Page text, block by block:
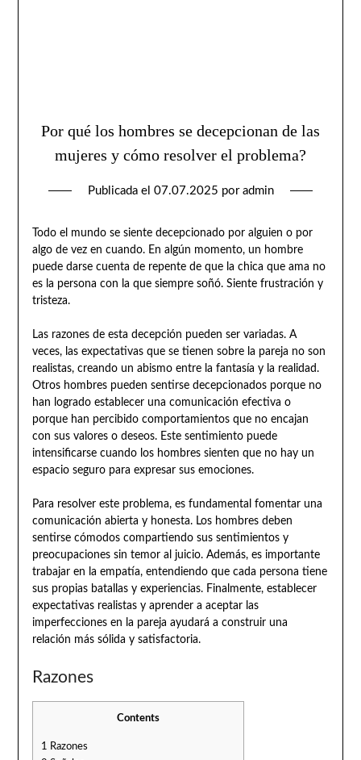
Por qué los hombres se decepcionan de las
mujeres y cómo resolver el problema?
Publicada el 07.07.2025 por admin
Todo el mundo se siente decepcionado por alguien o por
algo de vez en cuando. En algún momento, un hombre
puede darse cuenta de repente de que la chica que ama no
es la persona con la que siempre soñó. Siente frustración y
tristeza.
Las razones de esta decepción pueden ser variadas. A
veces, las expectativas que se tienen sobre la pareja no son
realistas, creando un abismo entre la fantasía y la realidad.
Otros hombres pueden sentirse decepcionados porque no
han logrado establecer una comunicación efectiva o
porque han percibido comportamientos que no encajan
con sus valores o deseos. Este sentimiento puede
intensificarse cuando los hombres sienten que no hay un
espacio seguro para expresar sus emociones.
Para resolver este problema, es fundamental fomentar una
comunicación abierta y honesta. Los hombres deben
sentirse cómodos compartiendo sus sentimientos y
preocupaciones sin temor al juicio. Además, es importante
trabajar en la empatía, entendiendo que cada persona tiene
sus propias batallas y experiencias. Finalmente, establecer
expectativas realistas y aprender a aceptar las
imperfecciones en la pareja ayudará a construir una
relación más sólida y satisfactoria.
Razones
Contents
1
Razones